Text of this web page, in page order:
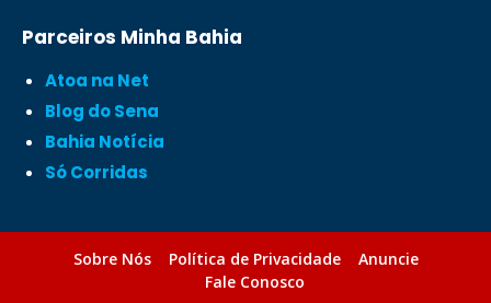
Parceiros Minha Bahia
Atoa na Net
Blog do Sena
Bahia Notícia
Só Corridas
Sobre Nós Política de Privacidade
Anuncie
Fale Conosco